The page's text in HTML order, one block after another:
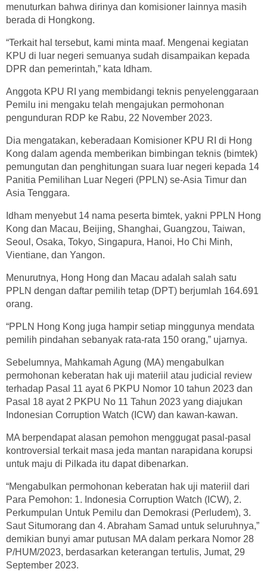
menuturkan bahwa dirinya dan komisioner lainnya masih
berada di Hongkong.
“Terkait hal tersebut, kami minta maaf. Mengenai kegiatan
KPU di luar negeri semuanya sudah disampaikan kepada
DPR dan pemerintah,” kata Idham.
Anggota KPU RI yang membidangi teknis penyelenggaraan
Pemilu ini mengaku telah mengajukan permohonan
pengunduran RDP ke Rabu, 22 November 2023.
Dia mengatakan, keberadaan Komisioner KPU RI di Hong
Kong dalam agenda memberikan bimbingan teknis (bimtek)
pemungutan dan penghitungan suara luar negeri kepada 14
Panitia Pemilihan Luar Negeri (PPLN) se-Asia Timur dan
Asia Tenggara.
Idham menyebut 14 nama peserta bimtek, yakni PPLN Hong
Kong dan Macau, Beijing, Shanghai, Guangzou, Taiwan,
Seoul, Osaka, Tokyo, Singapura, Hanoi, Ho Chi Minh,
Vientiane, dan Yangon.
Menurutnya, Hong Hong dan Macau adalah salah satu
PPLN dengan daftar pemilih tetap (DPT) berjumlah 164.691
orang.
“PPLN Hong Kong juga hampir setiap minggunya mendata
pemilih pindahan sebanyak rata-rata 150 orang,” ujarnya.
Sebelumnya, Mahkamah Agung (MA) mengabulkan
permohonan keberatan hak uji materiil atau judicial review
terhadap Pasal 11 ayat 6 PKPU Nomor 10 tahun 2023 dan
Pasal 18 ayat 2 PKPU No 11 Tahun 2023 yang diajukan
Indonesian Corruption Watch (ICW) dan kawan-kawan.
MA berpendapat alasan pemohon menggugat pasal-pasal
kontroversial terkait masa jeda mantan narapidana korupsi
untuk maju di Pilkada itu dapat dibenarkan.
“Mengabulkan permohonan keberatan hak uji materiil dari
Para Pemohon: 1. Indonesia Corruption Watch (ICW), 2.
Perkumpulan Untuk Pemilu dan Demokrasi (Perludem), 3.
Saut Situmorang dan 4. Abraham Samad untuk seluruhnya,”
demikian bunyi amar putusan MA dalam perkara Nomor 28
P/HUM/2023, berdasarkan keterangan tertulis, Jumat, 29
September 2023.